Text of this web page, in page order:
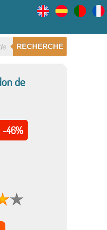
RECHERCHE
de
-46%